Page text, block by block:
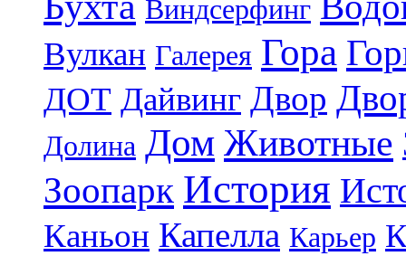
Виндсерфинг
Вулкан Галерея Гора
ДОТ Дайвинг Двор
Долина Дом Животные
Зоопарк История
Каньон Капелла Карьер